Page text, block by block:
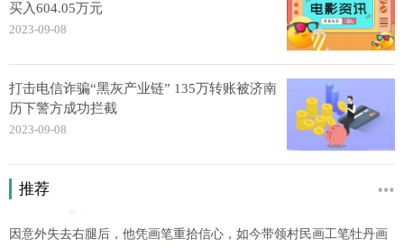
买入604.05万元
2023-09-08
打击电信诈骗“黑灰产业链” 135万转账被济南
历下警方成功拦截
2023-09-08
推荐
因意外失去右腿后，他凭画笔重拾信心，如今带领村民画工笔牡丹画